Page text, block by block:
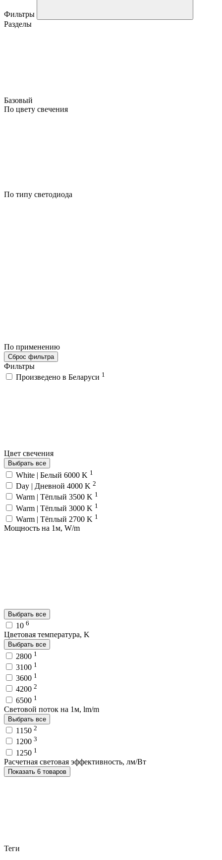
Фильтры
Разделы
Базовый
По цвету свечения
По типу светодиода
По применению
Сброс фильтра
Фильтры
Произведено в Беларуси 1
Цвет свечения
Выбрать все
White | Белый 6000 K 1
Day | Дневной 4000 K 2
Warm | Тёплый 3500 K 1
Warm | Тёплый 3000 K 1
Warm | Тёплый 2700 K 1
Мощность на 1м, W/m
Выбрать все
10 6
Цветовая температура, K
Выбрать все
2800 1
3100 1
3600 1
4200 2
6500 1
Световой поток на 1м, lm/m
Выбрать все
1150 2
1200 3
1250 1
Расчетная световая эффективность, лм/Вт
Показать 6 товаров
Теги